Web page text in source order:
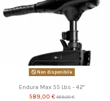
Non disponibile
Endura Max 55 Lbs - 42"
589,00 € 689,00 €